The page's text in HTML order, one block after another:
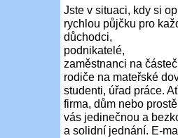
Jste v situaci, kdy si
rychlou půjčku pro
důchodci,
podnikatelé,
zaměstnanci na
rodiče na mateřské
studenti, úřad práce.
firma, dům nebo
vás jedinečnou a
a solidní jednání. E-